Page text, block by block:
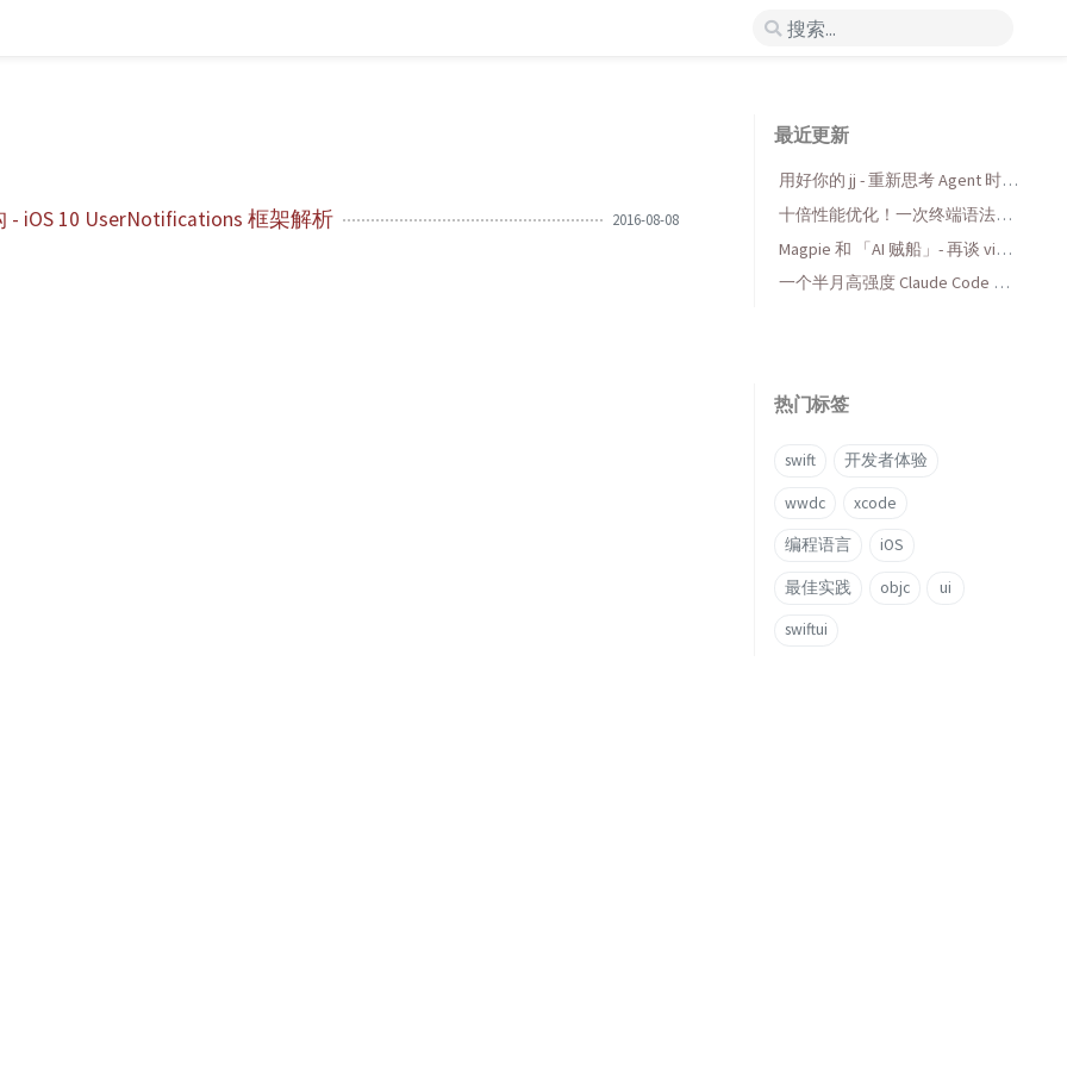
- iOS 10 UserNotifications 框架解析 2016-08-08
最近更新
用好你的 jj - 重新思考 Agent 时代
的版本控制
十倍性能优化！一次终端语法高
亮库的 AI 折腾与收获
Magpie 和 「AI 贼船」- 再谈 vibe
coding，当代码变得廉价时...
一个半月高强度 Claude Code 使
热门标签
swift 开发者体验
wwdc xcode
编程语言 iOS
最佳实践 objc ui
swiftui